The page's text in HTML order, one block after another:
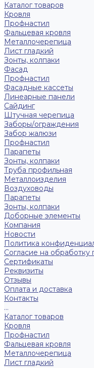
Каталог товаров
Кровля
Профнастил
Фальцевая кровля
Металлочерепица
Лист гладкий
Зонты, колпаки
Фасад
Профнастил
Фасадные кассеты
Линеарные панели
Сайдинг
Штучная черепица
Заборы/ограждения
Забор жалюзи
Профнастил
Парапеты
Зонты, колпаки
Труба профильная
Металлоизделия
Воздуховоды
Парапеты
Зонты, колпаки
Доборные элементы
Компания
Новости
Политика
Согласие на обработку
Сертификаты
Реквизиты
Отзывы
Оплата и доставка
Контакты
...
Каталог товаров
Кровля
Профнастил
Фальцевая кровля
Металлочерепица
Лист гладкий